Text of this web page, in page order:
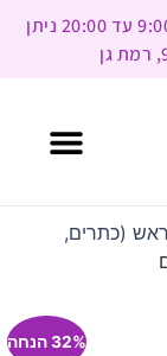
ניתן להגיע בתיאום מראש | בשעות הפעילות 9:00 עד 20:00 ניתן
ראש (כתרים,
32% הנחה